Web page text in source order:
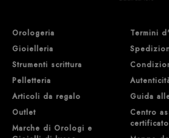
Orologeria
Gioielleria
Strumenti scrittura
Pelletteria
Articoli da regalo
Outlet
Marche di Orologi e
Termini
Guida
Centro
certificato